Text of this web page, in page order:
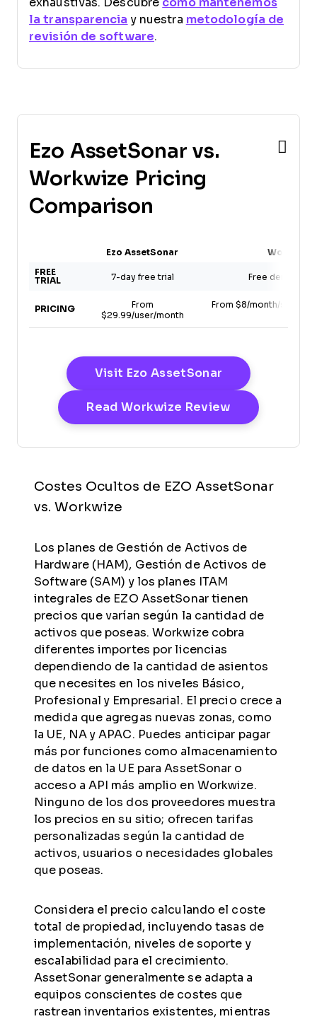
exhaustivas. Descubre cómo mantenemos
la transparencia y nuestra metodología de
revisión de software.
Ezo AssetSonar vs.
Workwize Pricing
Comparison
Ezo AssetSonar
Workwize
FREE
TRIAL
7-day free trial Free demo
PRICING
From
$29.99/user/month
From $8/month/seat
Visit Ezo AssetSonar Opens New
Read Workwize ReviewOpens New
Costes Ocultos de EZO AssetSonar
vs. Workwize
Los planes de Gestión de Activos de
Hardware (HAM), Gestión de Activos de
Software (SAM) y los planes ITAM
integrales de EZO AssetSonar tienen
precios que varían según la cantidad de
activos que poseas. Workwize cobra
diferentes importes por licencias
dependiendo de la cantidad de asientos
que necesites en los niveles Básico,
Profesional y Empresarial. El precio crece a
medida que agregas nuevas zonas, como
la UE, NA y APAC. Puedes anticipar pagar
más por funciones como almacenamiento
de datos en la UE para AssetSonar o
acceso a API más amplio en Workwize.
Ninguno de los dos proveedores muestra
los precios en su sitio; ofrecen tarifas
personalizadas según la cantidad de
activos, usuarios o necesidades globales
que poseas.
Considera el precio calculando el coste
total de propiedad, incluyendo tasas de
implementación, niveles de soporte y
escalabilidad para el crecimiento.
AssetSonar generalmente se adapta a
equipos conscientes de costes que
rastrean inventarios existentes, mientras